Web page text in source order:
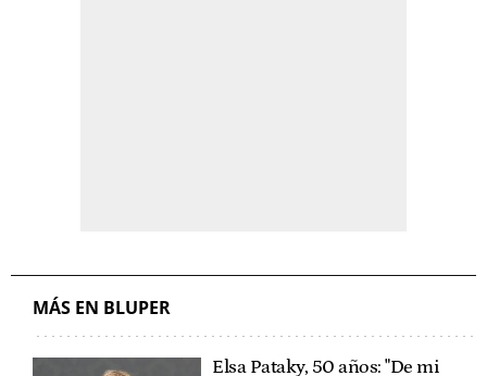
MÁS EN BLUPER
Elsa Pataky, 50 años: "De mi